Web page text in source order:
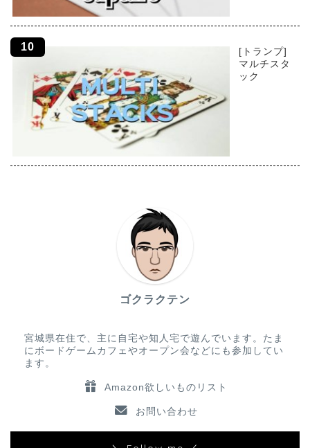
[トランプ]
マルチスタ
ック
ゴクラクテン
宮城県在住で、主に自宅や知人宅で遊んでいます。たま
にボードゲームカフェやオープン会などにも参加してい
ます。
Amazon欲しいものリスト
お問い合わせ